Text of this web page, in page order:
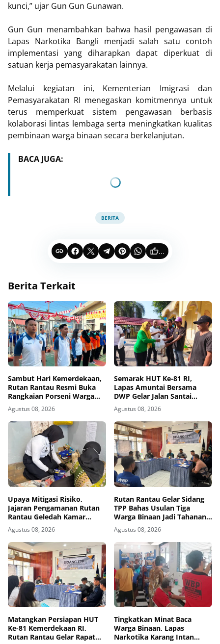
kunci,” ujar Gun Gun Gunawan.
Gun Gun menambahkan bahwa hasil pengawasan di
Lapas Narkotika Bangli menjadi salah satu contoh
implementasi yang diharapkan dapat diperkuat di
satuan kerja pemasyarakatan lainnya.
Melalui kegiatan ini, Kementerian Imigrasi dan
Pemasyarakatan RI menegaskan komitmennya untuk
terus memperkuat sistem pengawasan berbasis
kolaborasi lintas lembaga serta meningkatkan kualitas
pembinaan warga binaan secara berkelanjutan.
BACA JUGA:
BERITA
...
Berita Terkait
Sambut Hari Kemerdekaan,
Rutan Rantau Resmi Buka
Rangkaian Porseni Warga
Binaan
Agustus 08, 2026
Semarak HUT Ke-81 RI,
Lapas Amuntai Bersama
DWP Gelar Jalan Santai
Hingga Baksos
Agustus 08, 2026
Upaya Mitigasi Risiko,
Jajaran Pengamanan Rutan
Rantau Geledah Kamar
Hunian
Agustus 08, 2026
Rutan Rantau Gelar Sidang
TPP Bahas Usulan Tiga
Warga Binaan Jadi Tahanan
Pendamping
Agustus 08, 2026
Matangkan Persiapan HUT
Ke-81 Kemerdekaan RI,
Rutan Rantau Gelar Rapat
Tingkatkan Minat Baca
Warga Binaan, Lapas
Narkotika Karang Intan